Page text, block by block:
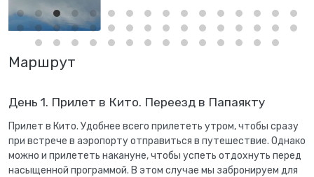
Маршрут
День 1. Прилет в Кито. Переезд в Папаякту
Прилет в Кито. Удобнее всего прилететь утром, чтобы сразу
при встрече в аэропорту отправиться в путешествие. Однако
можно и прилететь накануне, чтобы успеть отдохнуть перед
насыщенной программой. В этом случае мы забронируем для